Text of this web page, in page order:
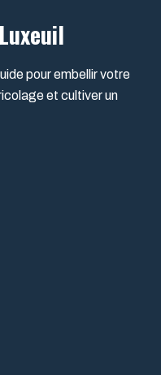
pour embellir votre
et cultiver un